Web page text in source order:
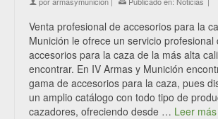
Venta profesional de accesorios para la
Munición le ofrece un servicio profesional
accesorios para la caza de la más alta
encontrar. En IV Armas y Munición
gama de accesorios para la caza, pues
un amplio catálogo con todo tipo de
cazadores, ofreciendo desde … Leer más